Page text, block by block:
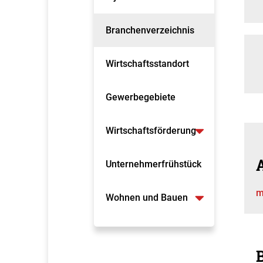
Branchenverzeichnis
Wirtschaftsstandort
Gewerbegebiete
Wirtschaftsförderung
Unternehmerfrühstück
Wohnen und Bauen